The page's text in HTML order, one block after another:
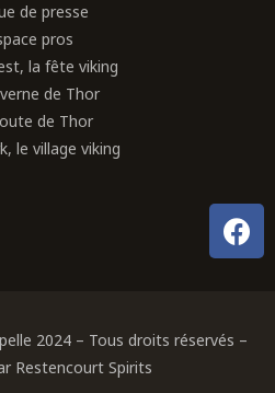
de presse
pros
la fête viking
de Thor
de Thor
le village viking
2024 – Tous droits réservés –
Restencourt Spirits